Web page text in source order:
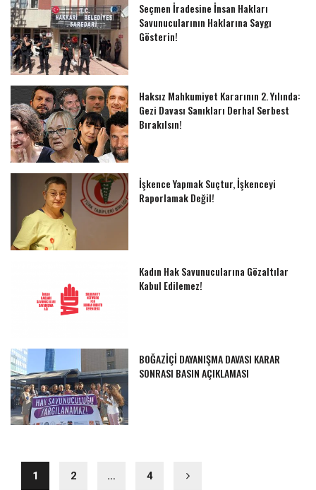
Seçmen İradesine İnsan Hakları
Savunucularının Haklarına Saygı
Gösterin!
Haksız Mahkumiyet Kararının 2. Yılında:
Gezi Davası Sanıkları Derhal Serbest
Bırakılsın!
İşkence Yapmak Suçtur, İşkenceyi
Raporlamak Değil!
Kadın Hak Savunucularına Gözaltılar
Kabul Edilemez!
BOĞAZİÇİ DAYANIŞMA DAVASI KARAR
SONRASI BASIN AÇIKLAMASI
1 2 … 4